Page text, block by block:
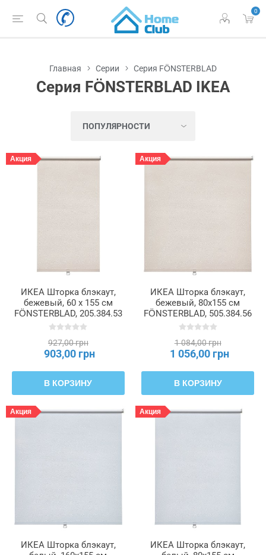
0
Главная Серии Серия FÖNSTERBLAD
Серия FÖNSTERBLAD IKEA
Акция
ИКЕА Шторка блэкаут,
бежевый, 60 x 155 см
FÖNSTERBLAD, 205.384.53
927,00 грн
903,00 грн
В КОРЗИНУ
Акция
ИКЕА Шторка блэкаут,
бежевый, 80x155 см
FÖNSTERBLAD, 505.384.56
1 084,00 грн
1 056,00 грн
В КОРЗИНУ
Акция
ИКЕА Шторка блэкаут,
Акция
ИКЕА Шторка блэкаут,